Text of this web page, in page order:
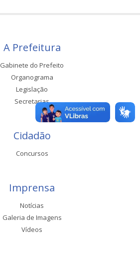
A Prefeitura
Gabinete do Prefeito
Organograma
Legislação
Secretarias
Cidadão
Concursos
Imprensa
Notícias
Galeria de Imagens
Vídeos